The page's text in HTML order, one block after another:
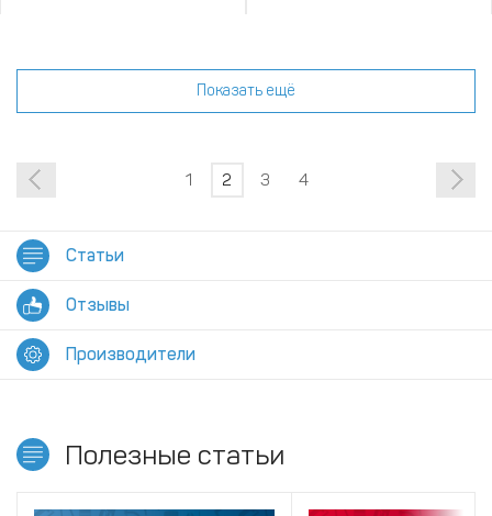
Показать ещё
1 2 3 4
Статьи
Отзывы
Производители
Полезные статьи